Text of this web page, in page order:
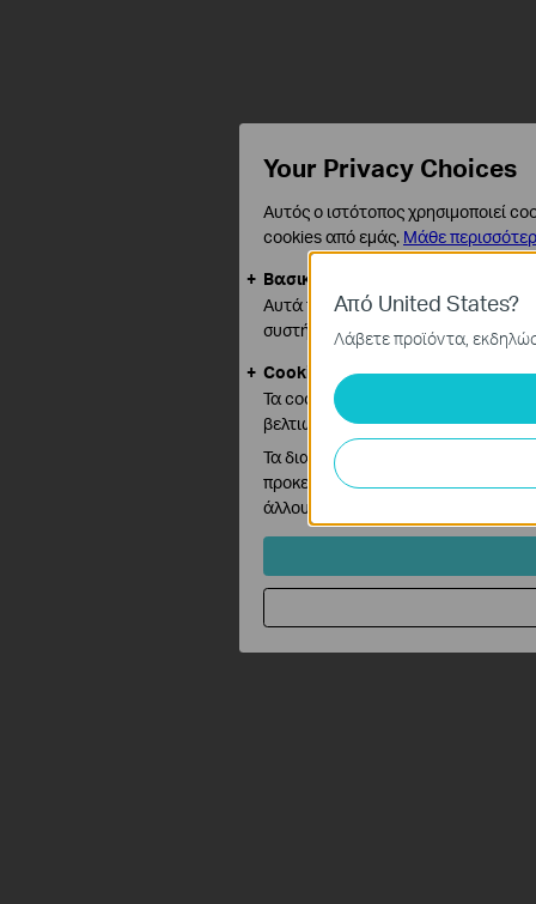
Από United States?
Λάβετε προϊόντα,
Your Privacy Choices
Αυτός ο ιστότοπος χρησιμοποιεί
cookies από εμάς. Μάθε
Βασικά Cookies
Αυτά τα cookie είναι απαραίτητα
συστήματά σας.
Cookies Ανάλυσης και
Τα cookie ανάλυσης μας δίνουν τη
βελτιώσουμε και να
Τα διαφημιστικά cookie μπορούν
προκειμένου να δημιουργήσουν
άλλους ιστότοπους.